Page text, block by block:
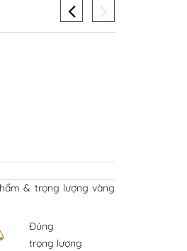
& trọng lượng vàng
Đúng
trọng lượng